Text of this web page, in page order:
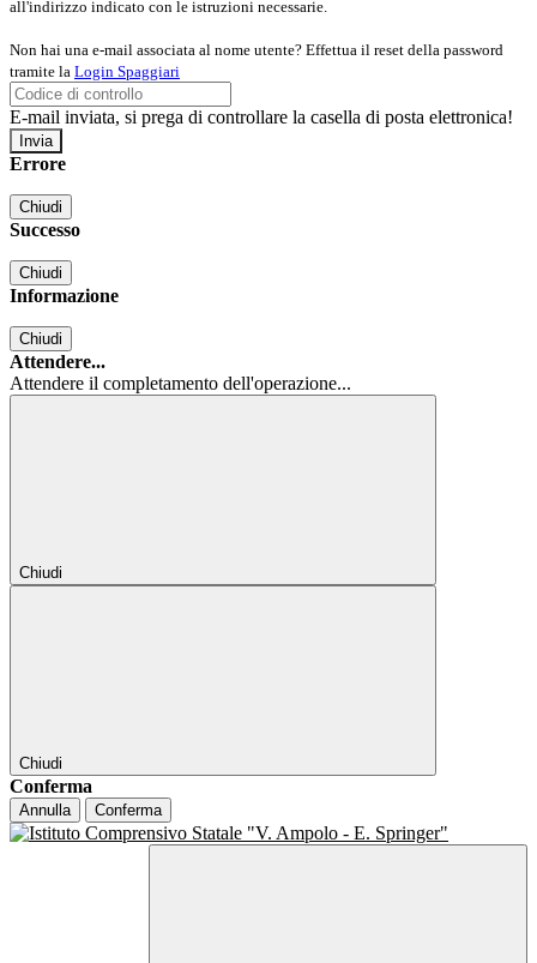
all'indirizzo indicato con le istruzioni necessarie.
Non hai una e-mail associata al nome utente? Effettua il reset della password
tramite la Login Spaggiari
E-mail inviata, si prega di controllare la casella di posta elettronica!
Errore
Chiudi
Successo
Chiudi
Informazione
Chiudi
Attendere...
Attendere il completamento dell'operazione...
Chiudi
Chiudi
Conferma
Annulla Conferma